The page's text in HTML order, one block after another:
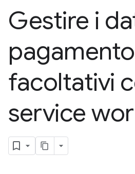
Gestire i
pagamento
facoltativi
service